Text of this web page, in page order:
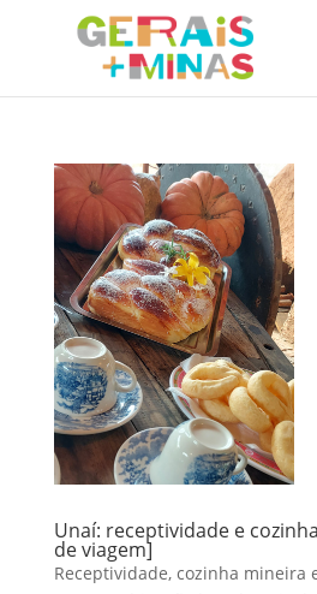
Unaí: receptividade e
de viagem]
Receptividade, cozinha mineira